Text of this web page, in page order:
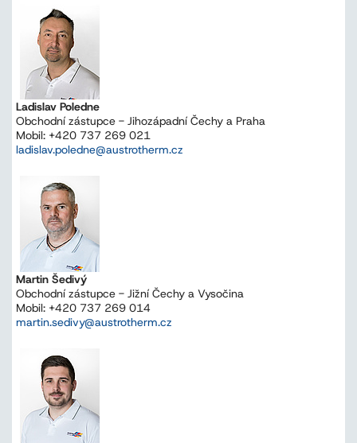
Ladislav Poledne
Obchodní zástupce - Jihozápadní Čechy a Praha
Mobil: +420 737 269 021
ladislav.poledne@austrotherm.cz
Martin Šedivý
Obchodní zástupce - Jižní Čechy a Vysočina
Mobil: +420 737 269 014
martin.sedivy@austrotherm.cz